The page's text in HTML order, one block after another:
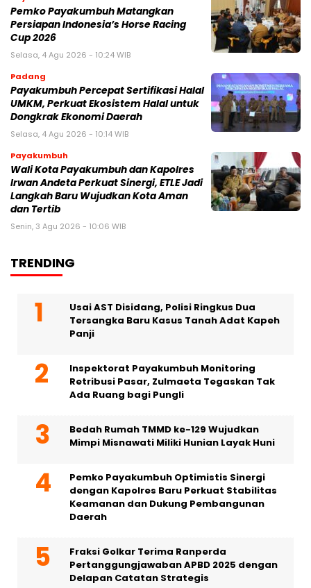
Pemko Payakumbuh Matangkan
Persiapan Indonesia’s Horse Racing
Cup 2026
Selasa, 4 Agu 2026 - 10:24 WIB
Padang
Payakumbuh Percepat Sertifikasi Halal
UMKM, Perkuat Ekosistem Halal untuk
Dongkrak Ekonomi Daerah
Selasa, 4 Agu 2026 - 10:14 WIB
Payakumbuh
Wali Kota Payakumbuh dan Kapolres
Irwan Andeta Perkuat Sinergi, ETLE Jadi
Langkah Baru Wujudkan Kota Aman
dan Tertib
Senin, 3 Agu 2026 - 10:06 WIB
TRENDING
Usai AST Disidang, Polisi Ringkus Dua
Tersangka Baru Kasus Tanah Adat Kapeh
Panji
Inspektorat Payakumbuh Monitoring
Retribusi Pasar, Zulmaeta Tegaskan Tak
Ada Ruang bagi Pungli
Bedah Rumah TMMD ke-129 Wujudkan
Mimpi Misnawati Miliki Hunian Layak Huni
Pemko Payakumbuh Optimistis Sinergi
dengan Kapolres Baru Perkuat Stabilitas
Keamanan dan Dukung Pembangunan
Daerah
Fraksi Golkar Terima Ranperda
Pertanggungjawaban APBD 2025 dengan
Delapan Catatan Strategis